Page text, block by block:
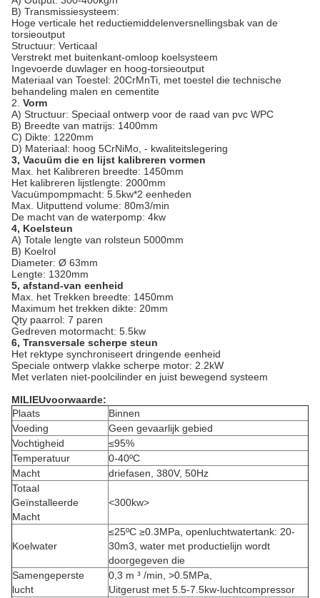
B) Transmissiesysteem:
Hoge verticale het reductiemiddelenversnellingsbak van de
torsieoutput
Structuur: Verticaal
Verstrekt met buitenkant-omloop koelsysteem
Ingevoerde duwlager en hoog-torsieoutput
Materiaal van Toestel: 20CrMnTi, met toestel die technische
behandeling malen en cementite
2. Vorm
A) Structuur: Speciaal ontwerp voor de raad van pvc WPC
B) Breedte van matrijs: 1400mm
C) Dikte: 1220mm
D) Materiaal: hoog 5CrNiMo, - kwaliteitslegering
3, Vacuüm die en lijst kalibreren vormen
Max. het Kalibreren breedte: 1450mm
Het kalibreren lijstlengte: 2000mm
Vacuümpompmacht: 5.5kw*2 eenheden
Max. Uitputtend volume: 80m3/min
De macht van de waterpomp: 4kw
4, Koelsteun
A) Totale lengte van rolsteun 5000mm
B) Koelrol
Diameter: Ø 63mm
Lengte: 1320mm
5, afstand-van eenheid
Max. het Trekken breedte: 1450mm
Maximum het trekken dikte: 20mm
Qty paarrol: 7 paren
Gedreven motormacht: 5.5kw
6, Transversale scherpe steun
Het rektype synchroniseert dringende eenheid
Speciale ontwerp vlakke scherpe motor: 2.2kW
Met verlaten niet-poolcilinder en juist bewegend systeem
MILIEUvoorwaarde:
Plaats
Binnen
Voeding
Geen gevaarlijk gebied
Vochtigheid
≤95%
Temperatuur
0-40ºC
Macht
driefasen, 380V, 50Hz
Totaal
Geïnstalleerde
Macht
<300kw>
Koelwater
≤25ºC ≥0.3MPa, openluchtwatertank: 20-
30m3, water met productielijn wordt
doorgegeven die
Samengeperste
lucht
0,3 m ³ /min, >0.5MPa,
Uitgerust met 5.5-7.5kw-luchtcompressor